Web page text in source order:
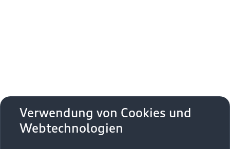
Zurück nach oben
Modelle
Verwendung von Cookies und
Webtechnologien